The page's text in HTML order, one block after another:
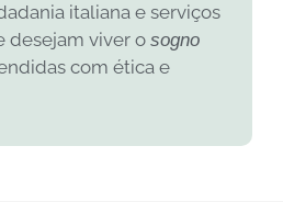
italiana e serviços
desejam viver o sogno
com ética e